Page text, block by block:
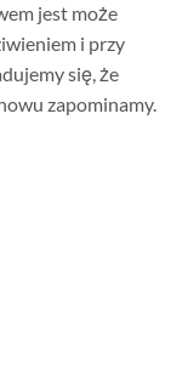
jest może
i przy
się, że
zapominamy.